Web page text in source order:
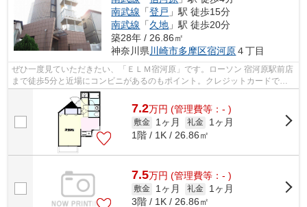
南武線 「登戸 」駅 徒歩15分
南武線 「久地 」駅 徒歩20分
築28年 / 26.86㎡
神奈川県 川崎市多摩区宿河原４丁目
ぜひ一度見ていただきたい、「ＥＬＭ宿河原」です。ローソン 宿河原駅前店
まで徒歩5分と近場にコンビニがあるのもポイント。クレジットカードで初
期費用がお支払いいただけるので、決...
7.2万円 (管理費等：- )
敷金 1ヶ月 礼金
1ヶ月
1階 / 1K / 26.86㎡
7.5万円 (管理費等：- )
敷金 1ヶ月 礼金
1ヶ月
3階 / 1K / 26.86㎡